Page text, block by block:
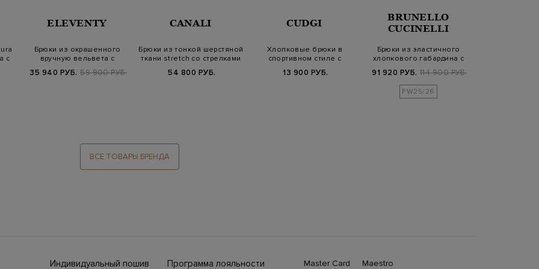
с
ELEVENTY
Брюки из окрашенного
вручную вельвета с
35 940 РУБ. 59 900 РУБ.
CANALI
Брюки из тонкой шерстяной
ткани stretch со стрелками
54 800 РУБ.
CUDGI
Хлопковые брюки в
спортивном стиле с
13 900 РУБ.
BRUNELLO
CUCINELLI
Брюки из эластичного
хлопкового габардина с
91 920 РУБ. 114 900 РУБ.
FW25/26
ВСЕ ТОВАРЫ БРЕНДА
Индивидуальный пошив Программа лояльности
Master Card
Maestro